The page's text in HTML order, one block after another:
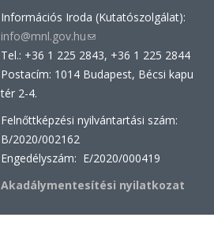
Információs Iroda (Kutatószolgálat):
info@mnl.gov.hu(link
sends
e-
Tel.: +36 1 225 2843, +36 1 225 2844
Postacím: 1014 Budapest, Bécsi kapu
tér 2-4.
Felnőttképzési nyilvántartási szám:
B/2020/002162
Engedélyszám: E/2020/000419
Akadálymentesítési nyilatkozat